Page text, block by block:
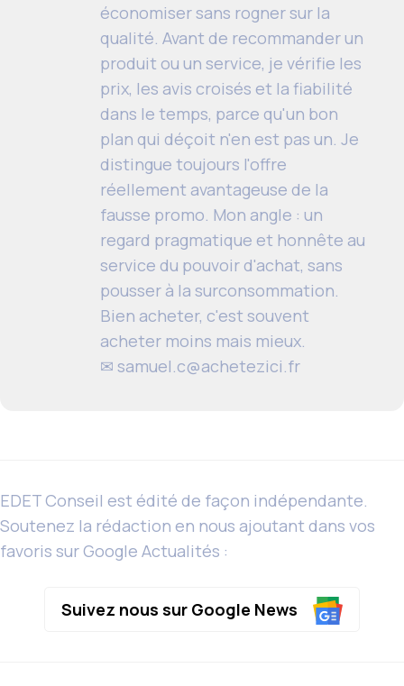
économiser sans rogner sur la
qualité. Avant de recommander un
produit ou un service, je vérifie les
prix, les avis croisés et la fiabilité
dans le temps, parce qu'un bon
plan qui déçoit n'en est pas un. Je
distingue toujours l'offre
réellement avantageuse de la
fausse promo. Mon angle : un
regard pragmatique et honnête au
service du pouvoir d'achat, sans
pousser à la surconsommation.
Bien acheter, c'est souvent
acheter moins mais mieux.
✉ samuel.c@achetezici.fr
EDET Conseil est édité de façon indépendante.
Soutenez la rédaction en nous ajoutant dans vos
favoris sur Google Actualités :
Suivez nous sur Google News